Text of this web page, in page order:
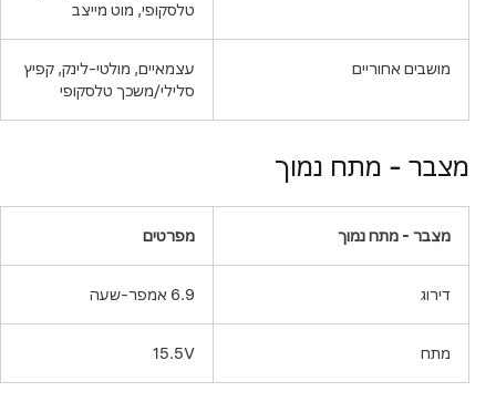
טלסקופי, מוט מייצב
מושבים אחוריים
עצמאיים, מולטי-לינק, קפיץ
סלילי/משכך טלסקופי
מצבר - מתח נמוך
מצבר -מתח נמוך מפרטים
דירוג
מתח 15.5V